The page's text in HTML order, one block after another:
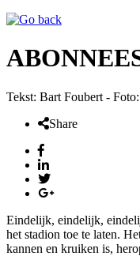
Tekst: Bart Foubert -
Share
Eindelijk, eindelijk,
het stadion toe te laten.
kannen en kruiken is,